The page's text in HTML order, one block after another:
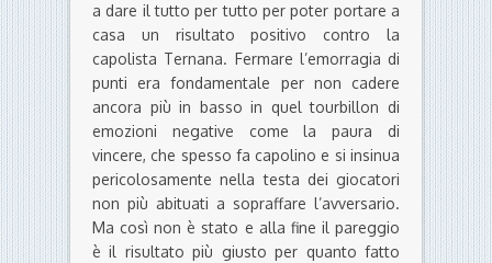
a dare il tutto per tutto per poter portare a
casa un risultato positivo contro la
capolista Ternana. Fermare l’emorragia di
punti era fondamentale per non cadere
ancora più in basso in quel tourbillon di
emozioni negative come la paura di
vincere, che spesso fa capolino e si insinua
pericolosamente nella testa dei giocatori
non più abituati a sopraffare l’avversario.
Ma così non è stato e alla fine il pareggio
è il risultato più giusto per quanto fatto